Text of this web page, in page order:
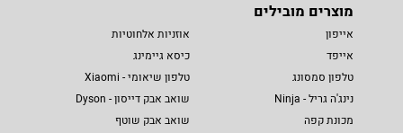
מוצרים מובילים
אייפון
אייפד
טלפון סמסונג
נינג'ה גריל - Ninja
מכונת קפה
אוזניות אלחוטיות
כיסא גיימינג
טלפון שיאומי - Xiaomi
שואב אבק דייסון - Dyson
שואב אבק שוטף